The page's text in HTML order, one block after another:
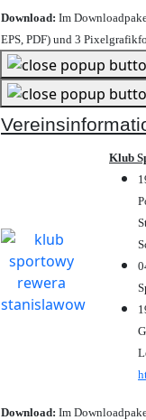
Download: Im
EPS, PDF) und 3
Klub
Download: Im